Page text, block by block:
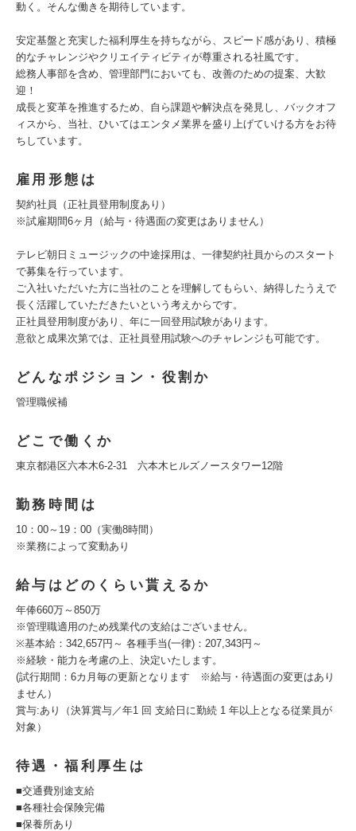
動く。そんな働きを期待しています。
安定基盤と充実した福利厚生を持ちながら、スピード感があり、積極
的なチャレンジやクリエイティビティが尊重される社風です。
総務人事部を含め、管理部門においても、改善のための提案、大歓
迎！
成長と変革を推進するため、自ら課題や解決点を発見し、バックオフ
ィスから、当社、ひいてはエンタメ業界を盛り上げていける方をお待
ちしています。
雇用形態は
契約社員（正社員登用制度あり）
※試雇期間6ヶ月（給与・待遇面の変更はありません）
テレビ朝日ミュージックの中途採用は、一律契約社員からのスタート
で募集を行っています。
ご入社いただいた方に当社のことを理解してもらい、納得したうえで
長く活躍していただきたいという考えからです。
正社員登用制度があり、年に一回登用試験があります。
意欲と成果次第では、正社員登用試験へのチャレンジも可能です。
どんなポジション・役割か
管理職候補
どこで働くか
東京都港区六本木6-2-31 六本木ヒルズノースタワー12階
勤務時間は
10：00～19：00（実働8時間）
※業務によって変動あり
給与はどのくらい貰えるか
年俸660万～850万
※管理職適用のため残業代の支給はございません。
※基本給：342,657円～ 各種手当(一律)：207,343円～
※経験・能力を考慮の上、決定いたします。
(試行期間：6カ月毎の更新となります ※給与・待遇面の変更はあり
ません）
賞与:あり（決算賞与／年1 回 支給日に勤続 1 年以上となる従業員が
対象）
待遇・福利厚生は
■交通費別途支給
■各種社会保険完備
■保養所あり